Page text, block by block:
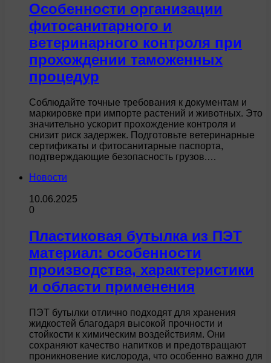
Особенности организации
фитосанитарного и
ветеринарного контроля при
прохождении таможенных
процедур
Соблюдайте точные требования к документам и
маркировке при импорте растений и животных. Это
значительно ускорит прохождение контроля и
снизит риск задержек. Подготовьте ветеринарные
сертификаты и фитосанитарные паспорта,
подтверждающие безопасность грузов.…
Новости
10.06.2025
0
Пластиковая бутылка из ПЭТ
материал: особенности
производства, характеристики
и области применения
ПЭТ бутылки отлично подходят для хранения
жидкостей благодаря высокой прочности и
стойкости к химическим воздействиям. Они
сохраняют качество напитков и предотвращают
проникновение кислорода, что особенно важно для